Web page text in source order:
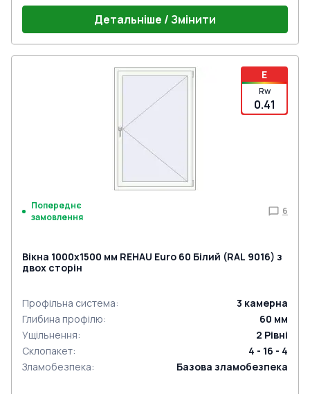
Детальніше / Змінити
E
Rw
0.41
Попереднє
замовлення
6
Вікна 1000x1500 мм REHAU Euro 60 Білий (RAL 9016) з
двох сторін
Профільна система: 3 камерна
Глибина профілю: 60 мм
Ущільнення: 2 Рівні
Склопакет:
4 - 16 - 4
Зламобезпека: Базова зламобезпека